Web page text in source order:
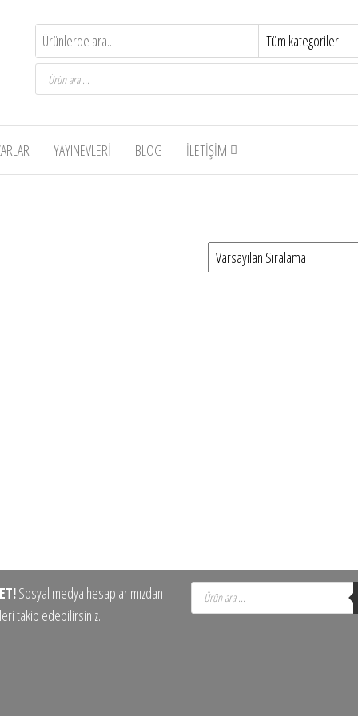
Products
search
YAYINEVLERI BLOG İLETIŞIM
Sosyal medya hesaplarımızdan
takip edebilirsiniz.
Products
search